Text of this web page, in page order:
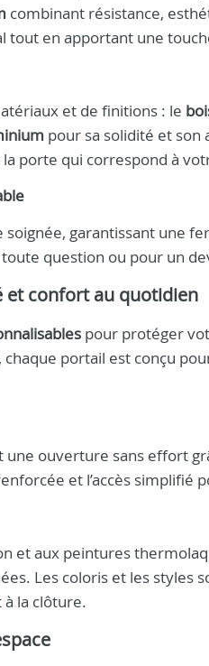
combinant résistance,
tout en apportant une
et de finitions : le
pour sa solidité et son
porte qui correspond à
soignée, garantissant une
question ou pour un
et confort au quotidien
pour protéger
chaque portail est conçu
ouverture sans effort
et l’accès simplifié
et aux peintures
Les coloris et les styles
la clôture.